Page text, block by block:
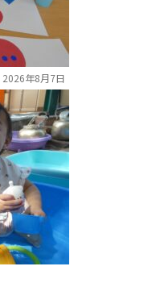
2026年8月7日